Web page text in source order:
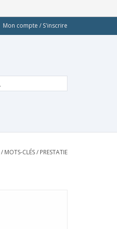
Mon compte / S'inscrire
/ MOTS-CLÉS/ PRESTATIE